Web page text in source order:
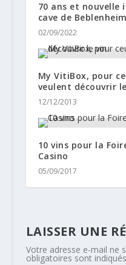
70 ans et nouvelle
cave de Beblenheim
02/09/2022
My VitiBox, pour
veulent découvrir
12/12/2013
10 vins pour la
Casino
05/09/2017
LAISSER UNE
Votre adresse e-mail ne
obligatoires sont